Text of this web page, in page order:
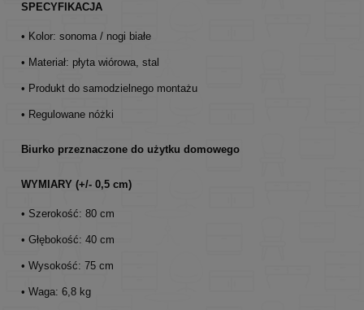
SPECYFIKACJA
• Kolor: sonoma / nogi białe
• Materiał: płyta wiórowa, stal
• Produkt do samodzielnego montażu
• Regulowane nóżki
Biurko przeznaczone do użytku domowego
WYMIARY (+/- 0,5 cm)
• Szerokość: 80 cm
• Głębokość: 40 cm
• Wysokość: 75 cm
• Waga: 6,8 kg